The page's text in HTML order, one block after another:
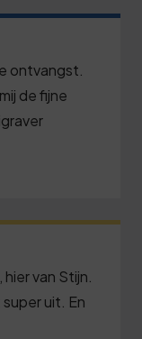
ontvangst.
de fijne
van Stijn.
uit. En